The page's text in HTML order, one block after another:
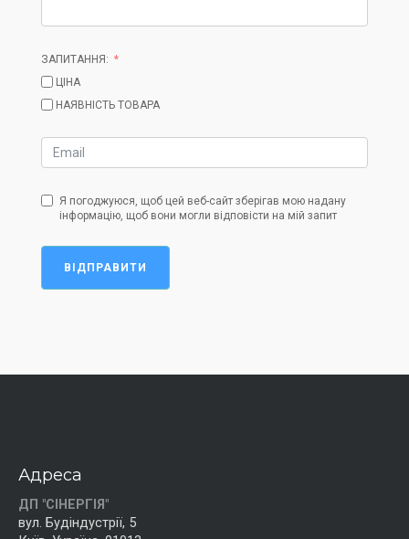
ЗАПИТАННЯ:
ЦІНА
НАЯВНІСТЬ ТОВАРА
Я погоджуюся, щоб цей веб-сайт зберігав мою надану
інформацію, щоб вони могли відповісти на мій запит
ВІДПРАВИТИ
Адреса
ДП "СІНЕРГІЯ"
вул. Будіндустрії, 5